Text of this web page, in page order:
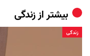
بیشتر اززندگی
زندگی